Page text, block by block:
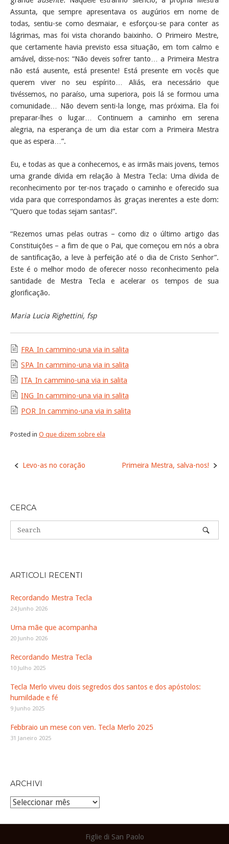
Assunta, que sempre apresentava os augúrios em nome de
todas, sentiu-se como desmaiar, e esforçou-se para conter as
lágrimas, mas foi vista chorando baixinho. O Primeiro Mestre,
que certamente havia previsto essa situação, em tom calmo e
amável, disse-nos: “Não deveis sofrer tanto… a Primeira Mestra
não está ausente, está presente! Está presente em vocês que
querem viver no seu espírito… Aliás, era necessário que
tivéssemos, no paraíso, uma superiora, pois lá se formou uma
comunidade… Não devem senti-la longe, mas próxima. Ela foi
preparar-lhes o lugar… Continuem a caminho em serena
alegria, na esperança de um dia estar com a Primeira Mestra
que as espera…”.
Eu, e todas as que a conhecemos, e as irmãs mais jovens, temos
uma grande dívida em relação à Mestra Tecla: Uma dívida de
reconhecimento por ter-nos traçado o caminho e oferecido sua
vida para que correspondamos às graças inerentes a este dom:
“Quero que todas sejam santas!”.
“Rezemos umas pelas outras – como diz o último artigo das
Constituições – a fim de que o Pai, que começou em nós a obra
de santificação, a leve à perfeição até o dia de Cristo Senhor”.
Este é o melhor modo de oferecer nosso reconhecimento pela
santidade de Mestra Tecla e acelerar os tempos de sua
glorificação.
Maria Lucia Righettini, fsp
FRA_In cammino-una via in salita
SPA_In cammino-una via in salita
ITA_In cammino-una via in salita
ING_In cammino-una via in salita
POR_In cammino-una via in salita
Posted in O que dizem sobre ela
Post
Levo-as no coração Primeira Mestra, salva-nos!
CERCA
ARTICOLI RECENTI
Recordando Mestra Tecla
24 Junho 2026
Uma mãe que acompanha
20 Junho 2026
Recordando Mestra Tecla
10 Julho 2025
Tecla Merlo viveu dois segredos dos santos e dos apóstolos:
humildade e fé
9 Junho 2025
Febbraio un mese con ven. Tecla Merlo 2025
31 Janeiro 2025
ARCHIVI
Archivi
Figlie di San Paolo